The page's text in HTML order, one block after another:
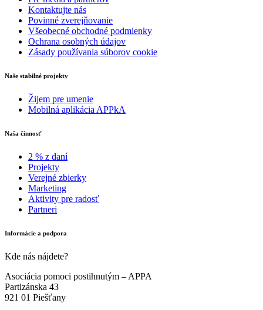
Kontaktujte nás
Povinné zverejňovanie
Všeobecné obchodné podmienky
Ochrana osobných údajov
Zásady používania súborov cookie
Naše stabilné projekty
Žijem pre umenie
Mobilná aplikácia APPkA
Naša činnosť
2 % z daní
Projekty
Verejné zbierky
Marketing
Aktivity pre radosť
Partneri
Informácie a podpora
Kde nás nájdete?
Asociácia pomoci postihnutým – APPA
Partizánska 43
921 01 Piešťany